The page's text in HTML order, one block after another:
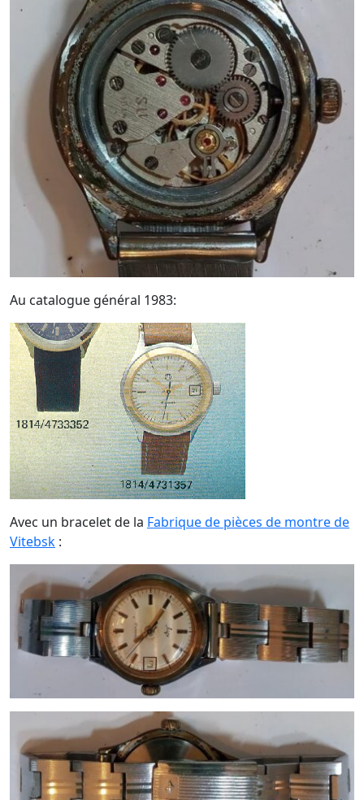
Au catalogue général 1983:
Avec un bracelet de la Fabrique de pièces de montre de
Vitebsk :